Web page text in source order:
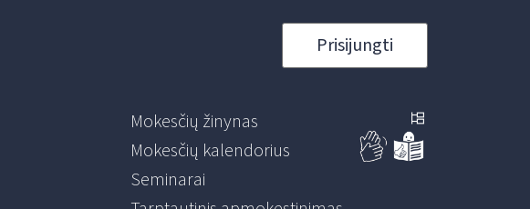
Prisijungti
Mokesčių žinynas
Mokesčių kalendorius
Seminarai